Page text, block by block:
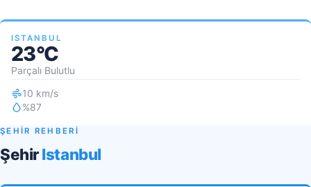
ISTANBUL
23°C
Parçalı Bulutlu
10 km/s
%87
ŞEHİR REHBERİ
ŞehirIstanbul